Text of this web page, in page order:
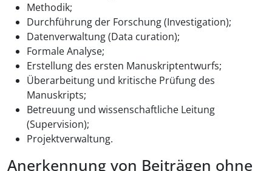
Methodik;
Durchführung der Forschung (Investigation);
Datenverwaltung (Data curation);
Formale Analyse;
Erstellung des ersten Manuskriptentwurfs;
Überarbeitung und kritische Prüfung des
Manuskripts;
Betreuung und wissenschaftliche Leitung
(Supervision);
Projektverwaltung.
Anerkennung von Beiträgen ohne